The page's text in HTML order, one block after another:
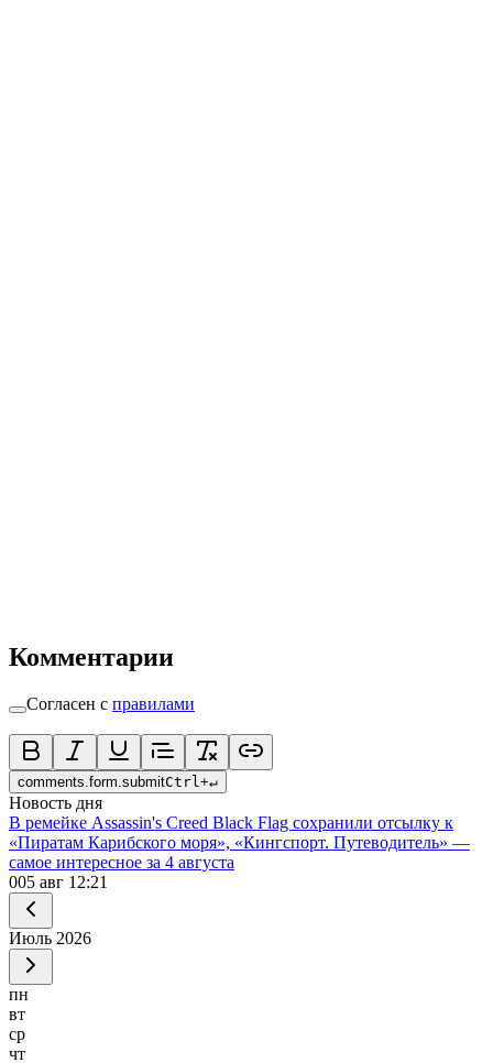
Комментарии
Согласен с правилами
comments.form.submitCtrl+↵
Новость дня
В ремейке Assassin's Creed Black Flag сохранили отсылку к
«Пиратам Карибского моря», «Кингспорт. Путеводитель» —
самое интересное за 4 августа
005 авг 12:21
Июль 2026
пн
вт
ср
чт